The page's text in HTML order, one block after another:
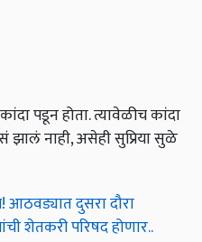
पडून होता. त्यावेळीच कांदा
झालं नाही, असेही सुप्रिया सुळे
आठवड्यात दुसरा दौरा
शेतकरी परिषद होणार..